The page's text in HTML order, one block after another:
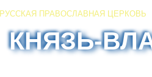
РУССКАЯ ПРАВОСЛАВНАЯ ЦЕРКОВЬ
КНЯЗЬ-